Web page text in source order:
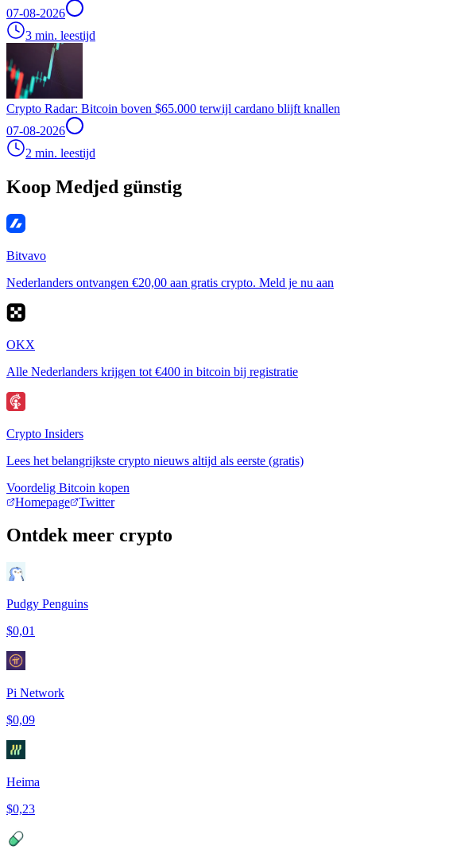
07-08-2026
3 min. leestijd
Crypto Radar: Bitcoin boven $65.000 terwijl cardano blijft knallen
07-08-2026
2 min. leestijd
Koop Medjed günstig
Bitvavo
Nederlanders ontvangen €20,00 aan gratis crypto. Meld je nu aan
OKX
Alle Nederlanders krijgen tot €400 in bitcoin bij registratie
Crypto Insiders
Lees het belangrijkste crypto nieuws altijd als eerste (gratis)
Voordelig Bitcoin kopen
Homepage
Twitter
Ontdek meer crypto
Pudgy Penguins
$0,01
Pi Network
$0,09
Heima
$0,23